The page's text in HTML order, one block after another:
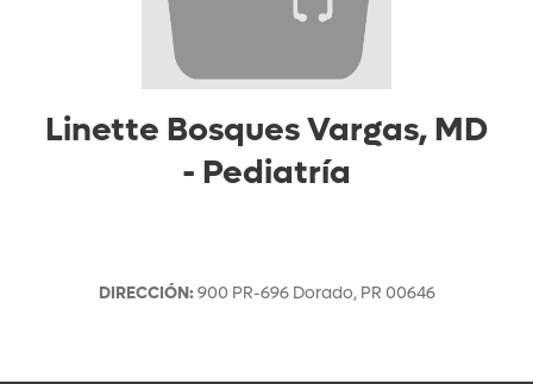
Linette Bosques Vargas, MD
- Pediatría
DIRECCIÓN:900 PR-696 Dorado, PR 00646